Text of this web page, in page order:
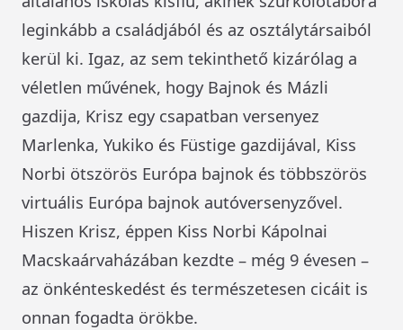
leginkább a családjából és az osztálytársaiból
kerül ki. Igaz, az sem tekinthető kizárólag a
véletlen művének, hogy Bajnok és Mázli
gazdija, Krisz egy csapatban versenyez
Marlenka, Yukiko és Füstige gazdijával, Kiss
Norbi ötszörös Európa bajnok és többszörös
virtuális Európa bajnok autóversenyzővel.
Hiszen Krisz, éppen Kiss Norbi Kápolnai
Macskaárvaházában kezdte – még 9 évesen –
az önkénteskedést és természetesen cicáit is
onnan fogadta örökbe.